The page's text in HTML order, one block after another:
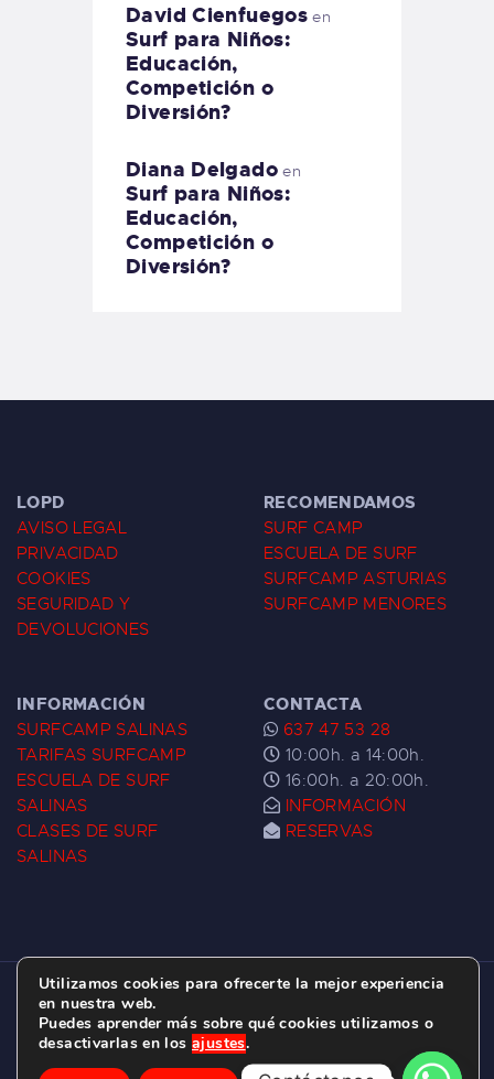
David Cienfuegos en
Surf para Niños:
Educación,
Competición o
Diversión?
Diana Delgadoen
Surf para Niños:
Educación,
Competición o
Diversión?
LOPD
AVISO LEGAL
PRIVACIDAD
COOKIES
SEGURIDAD Y
DEVOLUCIONES
RECOMENDAMOS
SURF CAMP
ESCUELA DE SURF
SURFCAMP ASTURIAS
SURFCAMP MENORES
INFORMACIÓN
SURFCAMP SALINAS
TARIFAS SURFCAMP
ESCUELA DE SURF
SALINAS
CLASES DE SURF
SALINAS
CONTACTA
637 47 53 28
10:00h. a 14:00h.
16:00h. a 20:00h.
INFORMACIÓN
RESERVAS
ESCUELA DE SURF LAS DUNAS ©
2026.
C/ BERNARDO ÁLVAREZ GALAN 1, SALINAS
(ASTURIAS)
Utilizamos cookies para ofrecerte la mejor experiencia
en nuestra web.
Puedes aprender más sobre qué cookies utilizamos o
desactivarlas en los ajustes.